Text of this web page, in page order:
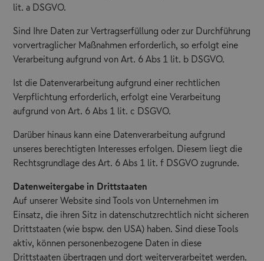
lit. a DSGVO.
Sind Ihre Daten zur Vertragserfüllung oder zur Durchführung
vorvertraglicher Maßnahmen erforderlich, so erfolgt eine
Verarbeitung aufgrund von Art. 6 Abs 1 lit. b DSGVO.
Ist die Datenverarbeitung aufgrund einer rechtlichen
Verpflichtung erforderlich, erfolgt eine Verarbeitung
aufgrund von Art. 6 Abs 1 lit. c DSGVO.
Darüber hinaus kann eine Datenverarbeitung aufgrund
unseres berechtigten Interesses erfolgen. Diesem liegt die
Rechtsgrundlage des Art. 6 Abs 1 lit. f DSGVO zugrunde.
Datenweitergabe in Drittstaaten
Auf unserer Website sind Tools von Unternehmen im
Einsatz, die ihren Sitz in datenschutzrechtlich nicht sicheren
Drittstaaten (wie bspw. den USA) haben. Sind diese Tools
aktiv, können personenbezogene Daten in diese
Drittstaaten übertragen und dort weiterverarbeitet werden.